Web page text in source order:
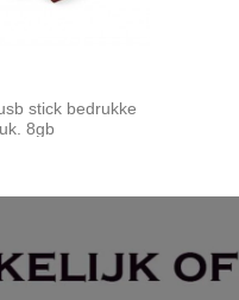
stick bedrukke
8gb